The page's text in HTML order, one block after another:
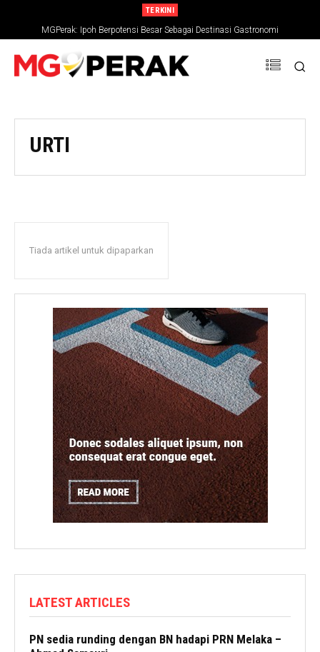
TERKINI
MGPerak: Ipoh Berpotensi Besar Sebagai Destinasi Gastronomi
URTI
Tiada artikel untuk dipaparkan
LATEST ARTICLES
PN sedia runding dengan BN hadapi PRN Melaka –